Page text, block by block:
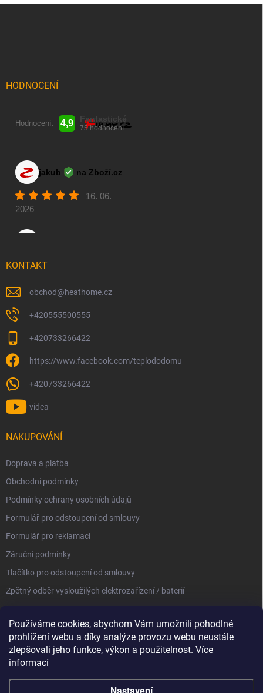
Používáme cookies, abychom Vám umožnili pohodlné
prohlížení webu a díky analýze provozu webu neustále
zlepšovali jeho funkce, výkon a použitelnost. Více
informací
HODNOCENÍ
KONTAKT
obchod@heathome.cz
+420555500555
+420733266422
https://www.facebook.com/teplododomu
+420733266422
videa
NAKUPOVÁNÍ
Doprava a platba
Obchodní podmínky
Podmínky ochrany osobních údajů
Formulář pro odstoupení od smlouvy
Formulář pro reklamaci
Záruční podmínky
Tlačítko pro odstoupení od smlouvy
Zpětný odběr vysloužilých elektrozařízení / baterií